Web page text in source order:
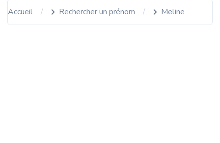
Accueil Rechercher un prénom Meline